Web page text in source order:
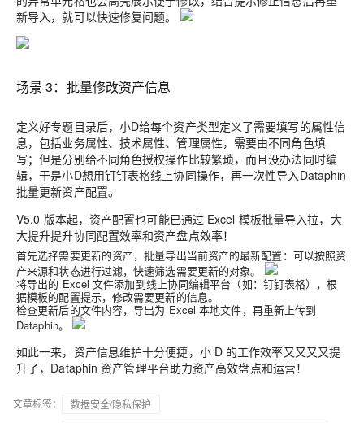
新导入，就可以快速修复问题。
场景 3：批量修改资产信息
定义好专题目录后，小D给每个资产类型定义了需要填写的属性信
息，包括业务属性、技术属性、管理属性，需要由不同角色填
写；但是分别给不同角色授权操作比较繁琐，而且没办法同时编
辑，于是小D想用钉钉表格线上协同操作，再一次性导入Dataphin
批量更新资产配置。
V5.0 版本起，资产配置也可能已通过 Excel 模板批量导入拉，大
大提升提升协同配置效率和资产盘点效率！
首先选择需要更新的资产，批量导出当前资产的最新配置：可以按照资
产来源和状态进行过滤，快速筛选需要更新的对象。
将导出的 Excel 文件添加到线上协同编辑平台（如：钉钉表格），根
据模板的配置提示，修改需要更新的信息。
检查更新后的文件内容，导出为 Excel 本地文件，再重新上传到
Dataphin。
如此一来，资产信息维护十分便捷，小 D 的工作效率又又又又提
升了，Dataphin 资产管理平台助力资产高效盘点和运营！
文章标签：
数据安全/隐私保护